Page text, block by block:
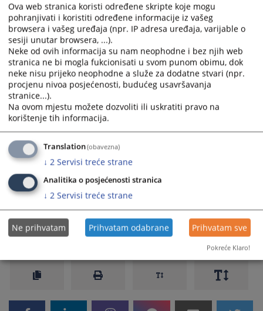
Kantonalni sud u Zenici je shodno Zakonu o slobodi pristupa
informacijama u Federaciji Bosne i Hercegovine („Službene
novine Federacije BiH“ broj: 32/01 i 48/11), obavezan dostavljati
kvartalne izvještaje o slobodi pristupa informacijama Instituciji
Ombudsmana za ljudska prava Bosne i Hercegovine i
Parlamentu Federacije Bosne i Hercegovine.
U toku prvog kvartala 2026. godine, Kantonalni sud u Zenici je
primio 23 zahtjeva za slobodan pristup informacijama. U 5
slučajeva doneseno je rješenje o dozvoli pristupa informacijama,
u 2 slučaja je doneseno rješenje o djelimičnoj dozvoli pristupa
informacijama zbog obaveze anonimizacije podataka, uz
dostavljanje tražene dokumentacije, dok je u 16 slučajeva
odgovoreno dopisom podnosiocima zahtjeva
Prikazana vijest je na: Bosanski jezik
205PREGLEDA
Ova web stranica koristi određene skripte koje mogu
pohranjivati i koristiti određene informacije iz vašeg
browsera i vašeg uređaja (npr. IP adresa uređaja, varijable o
sesiji unutar browsera, ...).
Neke od ovih informacija su nam neophodne i bez njih web
stranica ne bi mogla fukcionisati u svom punom obimu, dok
neke nisu prijeko neophodne a služe za dodatne stvari (npr.
procjenu nivoa posjećenosti, budućeg usavršavanja
stranice...).
Na ovom mjestu možete dozvoliti ili uskratiti pravo na
korištenje tih informacija.
Translation(obavezna)
↓ 2 Servisi treće strane
Analitika o posjećenosti stranica
↓ 2 Servisi treće strane
Ne prihvatam Prihvatam odabrane Prihvatam sve
Pokreće Klaro!